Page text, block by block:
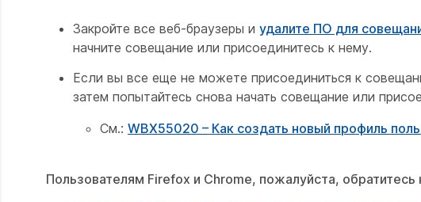
Закройте все веб-браузеры и удалите ПО для
начните совещание или присоединитесь к нему.
Если вы все еще не можете присоединиться к
затем попытайтесь снова начать совещание или
См.: WBX55020 – Как создать новый профиль
Пользователям Firefox и Chrome, пожалуйста, обратитесь